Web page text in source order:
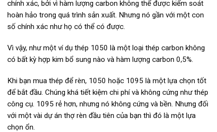
chính xác, bởi vì hàm lượng carbon không thể được kiểm soát
hoàn hảo trong quá trình sản xuất. Nhưng nó gần với một con
số chính xác như họ có thể có được.
Vì vậy, như một ví dụ thép 1050 là một loại thép carbon không
có bất kỳ hợp kim bổ sung nào và hàm lượng carbon 0,5%.
Khi bạn mua thép để rèn, 1050 hoặc 1095 là một lựa chọn tốt
để bắt đầu. Chúng khá tiết kiệm chi phí và không cứng như thép
công cụ. 1095 rẻ hơn, nhưng nó không cứng và bền. Nhưng đối
với một vài dự án thợ rèn đầu tiên của bạn thì đó là một lựa
chọn ổn.